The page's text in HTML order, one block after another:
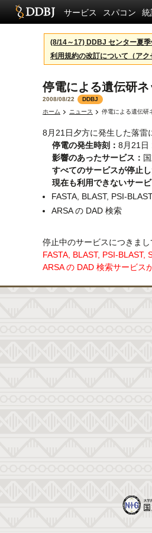
サービス スパコン
(8/14～17) DDBJ センター夏
利用規約の改訂について（アク
停電による遺伝研
2008/08/22
DDBJ
ホーム
ニュース 停電による遺伝研
8月21日夕方に発生した落雷
停電の発生時刻： 8月21日
影響のあったサービス：
すべてのサービスが停止し
現在も利用できないサービ
FASTA, BLAST, PSI-
ARSA の DAD 検索
停止中のサービスにつきま
FASTA, BLAST, PSI-BLAST,
ARSA の DAD 検索サービス